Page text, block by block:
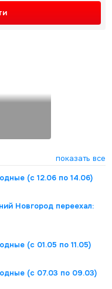
показать все
(с 12.06 по 14.06)
Новгород переехал:
(с 01.05 по 11.05)
(с 07.03 по 09.03)